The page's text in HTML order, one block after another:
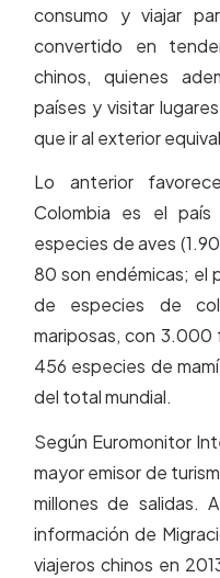
consumo y viajar
convertido en
chinos, quienes
países y visitar
que ir al exterior
Lo anterior
Colombia es el
especies de aves
80 son endémicas; el
de especies de
mariposas, con
456 especies de
del total mundial.
Según Euromonitor
mayor emisor de
millones de salidas.
información de
viajeros chinos en